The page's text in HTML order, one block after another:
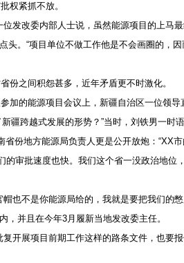
权紧抓不放。
发改委内部人士说，虽然能源项目的上马
。“项目单位不做工作他是不会画圈的，
之间积怨甚多，近年矛盾更不时激化。
的能源项目会议上，新疆自治区一位领导
疆跨越式发展的形势？”当时，刘铁男一时语
份地方能源局负责人更是公开放炮：“XX
审批速度也快。我们这个省一没政治地位
也不是你能源局给的，我就是要把我们的
，并且在今年3月履新当地发改委主任。
开展项目前期工作这样的路条文件，也要